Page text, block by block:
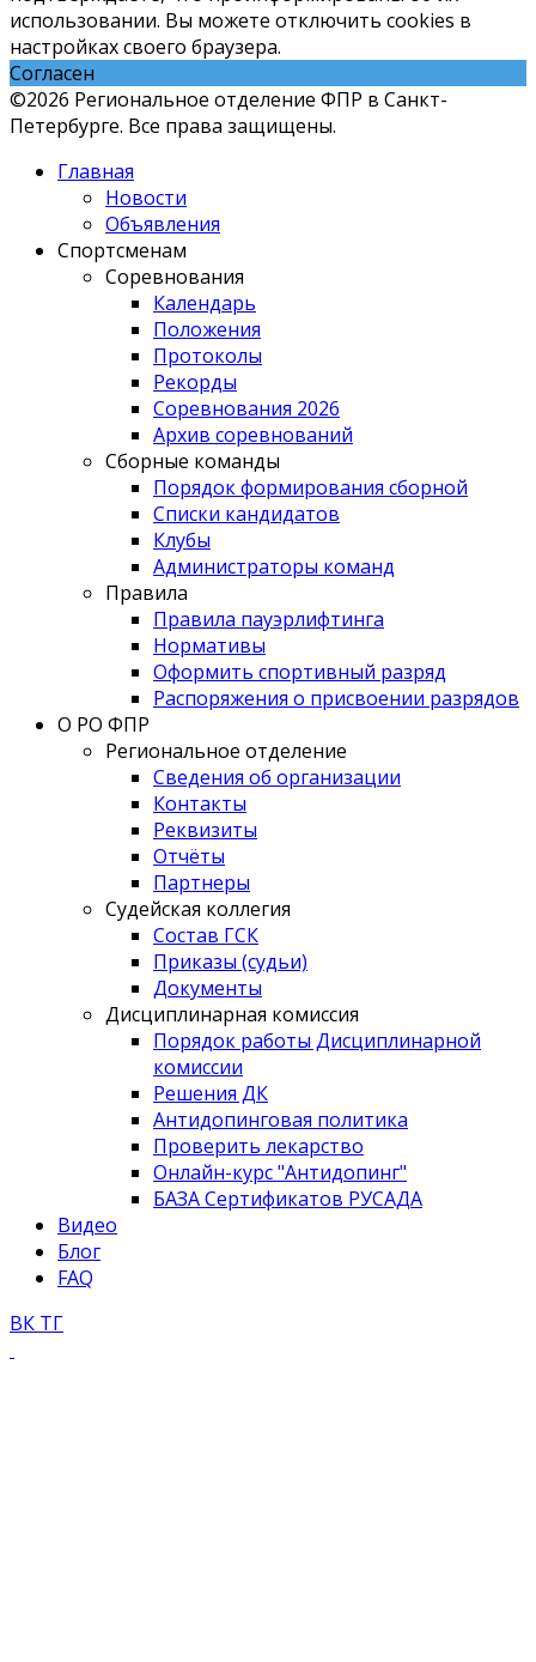
использовании. Вы можете отключить cookies в
настройках своего браузера.
Согласен
©2026 Региональное отделение ФПР в Санкт-
Петербурге. Все права защищены.
Главная
Новости
Объявления
Спортсменам
Соревнования
Календарь
Положения
Протоколы
Рекорды
Соревнования 2026
Архив соревнований
Сборные команды
Порядок формирования сборной
Списки кандидатов
Клубы
Администраторы команд
Правила
Правила пауэрлифтинга
Нормативы
Оформить спортивный разряд
Распоряжения о присвоении разрядов
О РО ФПР
Региональное отделение
Сведения об организации
Контакты
Реквизиты
Отчёты
Партнеры
Судейская коллегия
Состав ГСК
Приказы (судьи)
Документы
Дисциплинарная комиссия
Порядок работы Дисциплинарной
комиссии
Решения ДК
Антидопинговая политика
Проверить лекарство
Онлайн-курс "Антидопинг"
БАЗА Сертификатов РУСАДА
Видео
Блог
FAQ
ВК ТГ